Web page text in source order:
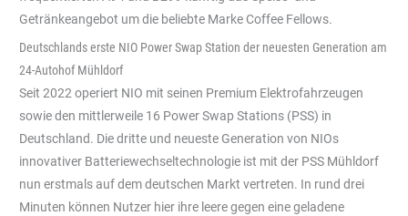
Getränkeangebot um die beliebte Marke Coffee Fellows.
Deutschlands erste NIO Power Swap Station der neuesten Generation am
24-Autohof Mühldorf
Seit 2022 operiert NIO mit seinen Premium Elektrofahrzeugen
sowie den mittlerweile 16 Power Swap Stations (PSS) in
Deutschland. Die dritte und neueste Generation von NIOs
innovativer Batteriewechseltechnologie ist mit der PSS Mühldorf
nun erstmals auf dem deutschen Markt vertreten. In rund drei
Minuten können Nutzer hier ihre leere gegen eine geladene